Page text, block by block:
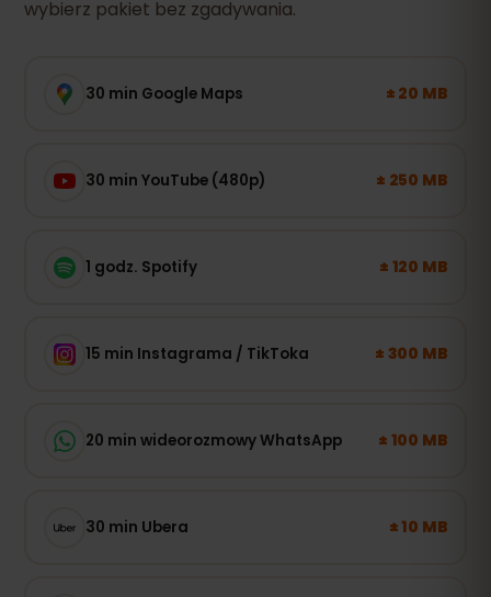
wybierz pakiet bez zgadywania.
30 min Google Maps ± 20 MB
30 min YouTube (480p) ± 250 MB
1 godz. Spotify ± 120 MB
15 min Instagrama / TikToka ± 300 MB
20 min wideorozmowy WhatsApp ± 100 MB
30 min Ubera ± 10 MB